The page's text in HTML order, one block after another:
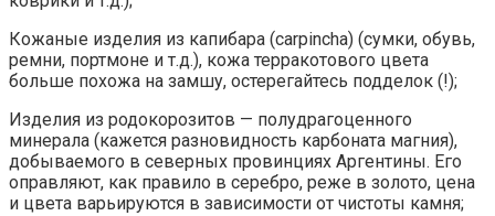
Кожаные изделия из капибара (carpincha) (сумки, обувь,
ремни, портмоне и т.д.), кожа терракотового цвета
больше похожа на замшу, остерегайтесь подделок (!);
Изделия из родокорозитов — полудрагоценного
минерала (кажется разновидность карбоната магния),
добываемого в северных провинциях Аргентины. Его
оправляют, как правило в серебро, реже в золото, цена
и цвета варьируются в зависимости от чистоты камня;